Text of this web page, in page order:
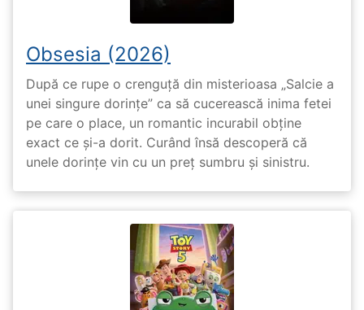
Obsesia (2026)
După ce rupe o crenguță din misterioasa „Salcie a
unei singure dorințe” ca să cucerească inima fetei
pe care o place, un romantic incurabil obține
exact ce și-a dorit. Curând însă descoperă că
unele dorințe vin cu un preț sumbru și sinistru.